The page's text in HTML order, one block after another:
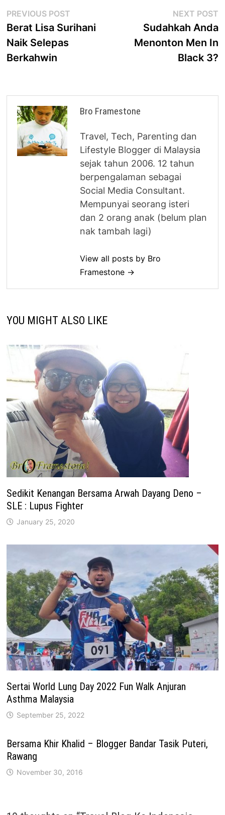
Post
navigation
PREVIOUS POST
post:
Berat Lisa Surihani
Naik Selepas
Berkahwin
NEXT POST
Sudahkah Anda
Menonton Men In
Black 3?
Bro Framestone
Travel, Tech, Parenting dan
Lifestyle Blogger di Malaysia
sejak tahun 2006. 12 tahun
berpengalaman sebagai
Social Media Consultant.
Mempunyai seorang isteri
dan 2 orang anak (belum plan
nak tambah lagi)
View all posts by Bro
Framestone →
YOU MIGHT ALSO LIKE
Sedikit Kenangan Bersama Arwah Dayang Deno –
SLE : Lupus Fighter
January 25, 2020
Sertai World Lung Day 2022 Fun Walk Anjuran
Asthma Malaysia
September 25, 2022
Bersama Khir Khalid – Blogger Bandar Tasik Puteri,
Rawang
November 30, 2016